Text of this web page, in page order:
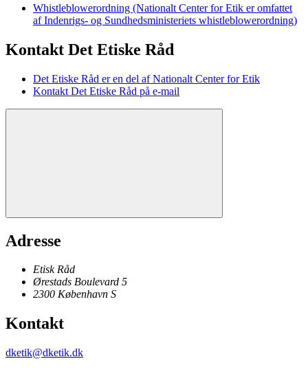
Whistleblowerordning (Nationalt Center for Etik er omfattet
af Indenrigs- og Sundhedsministeriets whistleblowerordning)
Kontakt Det Etiske Råd
Det Etiske Råd er en del af Nationalt Center for Etik
Kontakt Det Etiske Råd på e-mail
Adresse
Etisk Råd
Ørestads Boulevard 5
2300 København S
Kontakt
dketik@dketik.dk